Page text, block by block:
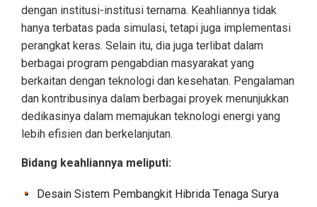
dengan institusi-institusi ternama. Keahliannya tidak
hanya terbatas pada simulasi, tetapi juga implementasi
perangkat keras. Selain itu, dia juga terlibat dalam
berbagai program pengabdian masyarakat yang
berkaitan dengan teknologi dan kesehatan. Pengalaman
dan kontribusinya dalam berbagai proyek menunjukkan
dedikasinya dalam memajukan teknologi energi yang
lebih efisien dan berkelanjutan.
Bidang keahliannya meliputi:
Desain Sistem Pembangkit Hibrida Tenaga Surya